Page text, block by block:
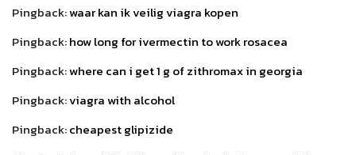
Pingback:waar kan ik veilig viagra kopen
Pingback:how long for ivermectin to work rosacea
Pingback:where can i get 1 g of zithromax in georgia
Pingback:viagra with alcohol
Pingback:cheapest glipizide